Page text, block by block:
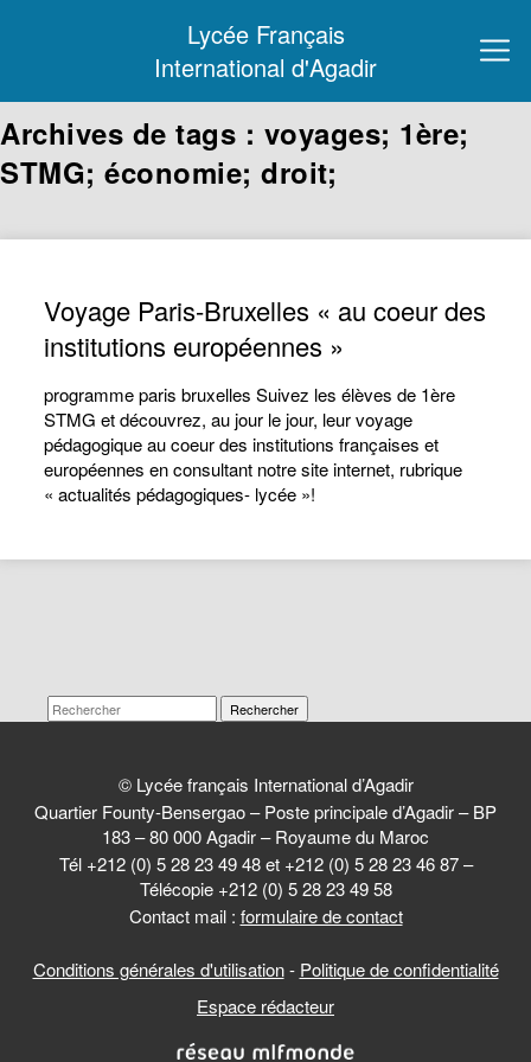
Lycée Français
International d'Agadir
Archives de tags : voyages; 1ère;
STMG; économie; droit;
Voyage Paris-Bruxelles « au coeur des
institutions européennes »
programme paris bruxelles Suivez les élèves de 1ère
STMG et découvrez, au jour le jour, leur voyage
pédagogique au coeur des institutions françaises et
européennes en consultant notre site internet, rubrique
« actualités pédagogiques- lycée »!
Rechercher
© Lycée français International d’Agadir
Quartier Founty-Bensergao – Poste principale d’Agadir – BP
183 – 80 000 Agadir – Royaume du Maroc
Tél +212 (0) 5 28 23 49 48 et +212 (0) 5 28 23 46 87 –
Télécopie +212 (0) 5 28 23 49 58
Contact mail : formulaire de contact
Conditions générales d'utilisation- Politique de confidentialité
Espace rédacteur